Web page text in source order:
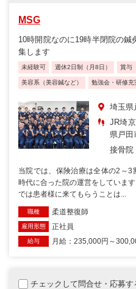
MSG
10時開院なのに19時半閉院の
集します
未経験可 週休2日制（月8日） 賞与
美容系（美容鍼など） 勉強会・研修充
埼玉県
JR埼
県戸田
接骨院
当院では、保険治療は全体の2～3
時代に合った院の運営をしていま
では患者様に来てもらうことは...
職種 柔道整復師
雇用形態 正社員
給与 月給：235,000円～
チェックして問合せ・応募す